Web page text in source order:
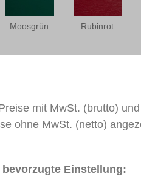
Moosgrün Rubinrot
Für den Innen- und
mit MwSt. (brutto) und
ohne MwSt. (netto)
Einstellung: